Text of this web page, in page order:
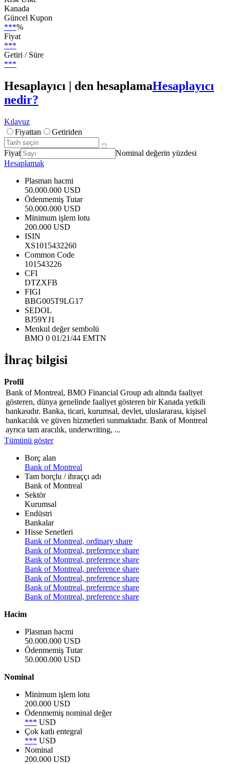
Kanada
Güncel Kupon
***%
Fiyat
***
Getiri / Süre
***
Hesaplayıcı | den hesaplamaHesaplayıcı
nedir?
Kılavuz
Fiyattan
Getiriden
Fiyat
Nominal değerin yüzdesi
Hesaplamak
Plasman hacmi
50.000.000 USD
Ödenmemiş Tutar
50.000.000 USD
Minimum işlem lotu
200.000 USD
ISIN
XS1015432260
Common Code
101543226
CFI
DTZXFB
FIGI
BBG005T9LG17
SEDOL
BJ59YJ1
Menkul değer sembolü
BMO 0 01/21/44 EMTN
İhraç bilgisi
Profil
Bank of Montreal, BMO Financial Group adı altında faaliyet
gösteren, dünya genelinde faaliyet gösteren bir Kanada yetkili
bankasıdır. Banka, ticari, kurumsal, devlet, uluslararası, kişisel
bankacılık ve güven hizmetleri sunmaktadır. Bank of Montreal
ayrıca tam aracılık, underwriting, ...
Tümünü göster
Borç alan
Bank of Montreal
Tam borçlu / ihraççı adı
Bank of Montreal
Sektör
Kurumsal
Endüstri
Bankalar
Hisse Senetleri
Bank of Montreal, ordinary share
Bank of Montreal, preference share
Bank of Montreal, preference share
Bank of Montreal, preference share
Bank of Montreal, preference share
Bank of Montreal, preference share
Bank of Montreal, preference share
Hacim
Plasman hacmi
50.000.000 USD
Ödenmemiş Tutar
50.000.000 USD
Nominal
Minimum işlem lotu
200.000 USD
Ödenmemiş nominal değer
*** USD
Çok katlı entegral
*** USD
Nominal
200.000 USD